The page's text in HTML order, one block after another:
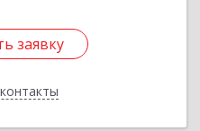
заявку
заявку